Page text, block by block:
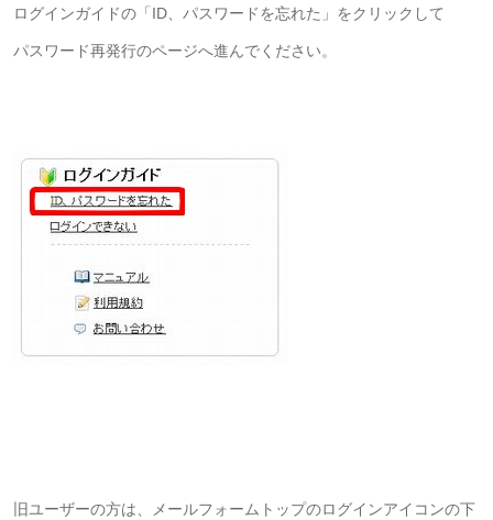
ログインガイドの「ID、パスワードを忘れた」をクリックして
パスワード再発行のページへ進んでください。
旧ユーザーの方は、メールフォームトップのログインアイコンの下